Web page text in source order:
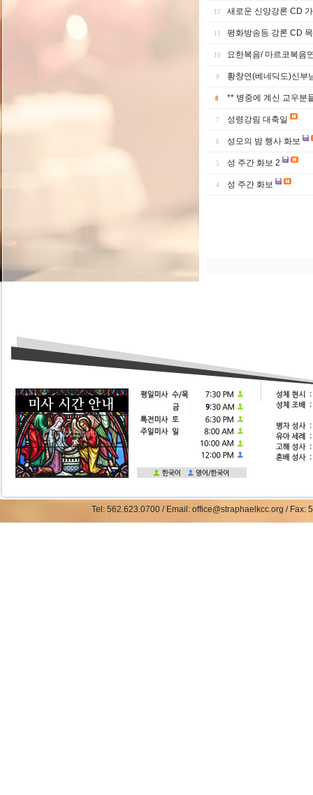
12 새로운 신앙강론 CD
11 평화방송등 강론 CD
10 요한복음/ 마르코복음
9 황창연(베네딕도)신부
8 ** 병중에 계신 교우분
7 성령강림 대축일
6 성모의 밤 행사 화보
5 성 주간 화보 2
4 성 주간 화보
Tel: 562.623.0700 / Email: office@straphaelkcc.org /